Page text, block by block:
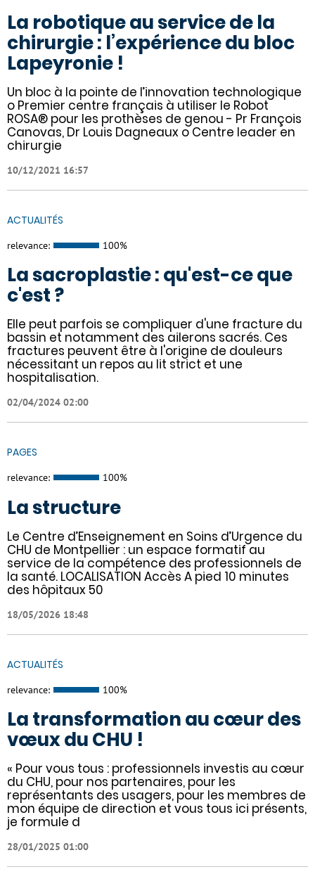
La robotique au service de la
chirurgie : l’expérience du bloc
Lapeyronie !
Un bloc à la pointe de l’innovation technologique
o Premier centre français à utiliser le Robot
ROSA® pour les prothèses de genou - Pr François
Canovas, Dr Louis Dagneaux o Centre leader en
chirurgie
10/12/2021 16:57
ACTUALITÉS
relevance: 100%
La sacroplastie : qu'est-ce que
c'est ?
Elle peut parfois se compliquer d'une fracture du
bassin et notamment des ailerons sacrés. Ces
fractures peuvent être à l'origine de douleurs
nécessitant un repos au lit strict et une
hospitalisation.
02/04/2024 02:00
PAGES
relevance: 100%
La structure
Le Centre d’Enseignement en Soins d’Urgence du
CHU de Montpellier : un espace formatif au
service de la compétence des professionnels de
la santé. LOCALISATION Accès A pied 10 minutes
des hôpitaux 50
18/05/2026 18:48
ACTUALITÉS
relevance: 100%
La transformation au cœur des
vœux du CHU !
« Pour vous tous : professionnels investis au cœur
du CHU, pour nos partenaires, pour les
représentants des usagers, pour les membres de
mon équipe de direction et vous tous ici présents,
je formule d
28/01/2025 01:00